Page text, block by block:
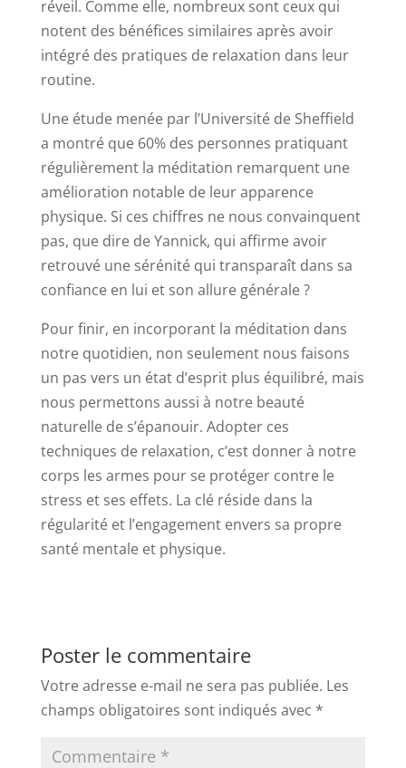
réveil. Comme elle, nombreux sont ceux qui
notent des bénéfices similaires après avoir
intégré des pratiques de relaxation dans leur
routine.
Une étude menée par l’Université de Sheffield
a montré que 60% des personnes pratiquant
régulièrement la méditation remarquent une
amélioration notable de leur apparence
physique. Si ces chiffres ne nous convainquent
pas, que dire de Yannick, qui affirme avoir
retrouvé une sérénité qui transparaît dans sa
confiance en lui et son allure générale ?
Pour finir, en incorporant la méditation dans
notre quotidien, non seulement nous faisons
un pas vers un état d’esprit plus équilibré, mais
nous permettons aussi à notre beauté
naturelle de s’épanouir. Adopter ces
techniques de relaxation, c’est donner à notre
corps les armes pour se protéger contre le
stress et ses effets. La clé réside dans la
régularité et l’engagement envers sa propre
santé mentale et physique.
Poster le commentaire
Votre adresse e-mail ne sera pas publiée. Les
champs obligatoires sont indiqués avec *